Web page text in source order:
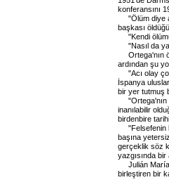
konferansını
"Ölüm diye
başkası
"Kendi
"Nasıl da
Ortega'nın
ardından şu
"Acı olay
İspanya
bir yer tutmuş
"Ortega'nın
inanılabilir
birdenbire
"Felsefenin
başına
gerçeklik söz
yazgısında
Julián
birleştiren bir